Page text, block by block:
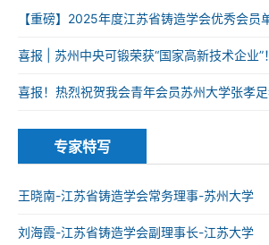
【重磅】2025年度江苏省铸造学会优秀会员
秀科技工作者、优秀青年科技工作者获奖名单
喜报 | 苏州中央可锻荣获“国家高新技术企业”！
喜报！热烈祝贺我会青年会员苏州大学张孝
2025年度资源循环利用领域优秀博士学位论文
专家特写
王晓南-江苏省铸造学会常务理事-苏州大学
刘海霞-江苏省铸造学会副理事长-江苏大学